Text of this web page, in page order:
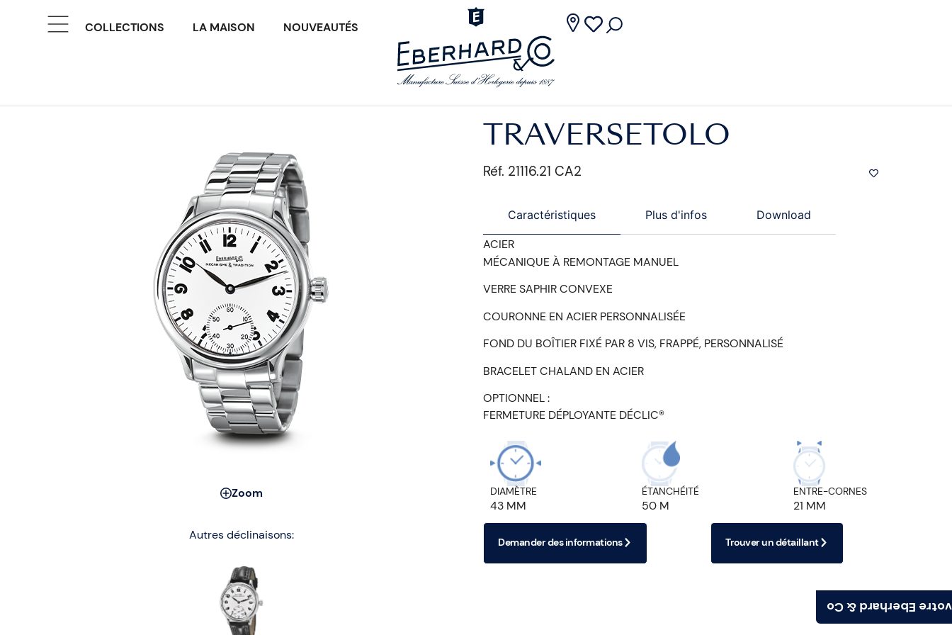
COLLECTIONS LA MAISON NOUVEAUTÉS
Trouvez votre
Zoom
Autres déclinaisons:
TRAVERSETOLO
Réf. 21116.21 CA2
Caractéristiques Plus d'infos Download
ACIER
MÉCANIQUE À REMONTAGE MANUEL
VERRE SAPHIR CONVEXE
COURONNE EN ACIER PERSONNALISÉE
FOND DU BOÎTIER FIXÉ PAR 8 VIS, FRAPPÉ, PERSONNALISÉ
BRACELET CHALAND EN ACIER
OPTIONNEL :
FERMETURE DÉPLOYANTE DÉCLIC®
DIAMÈTRE
43 MM
ÉTANCHÉITÉ
50 M
ENTRE-CORNES
21 MM
Demander des informations Trouver un détaillant